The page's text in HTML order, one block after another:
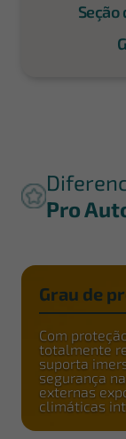
Seção
Pro
Grau de
Com
totalmente
suporta
segurança
externas
climáticas